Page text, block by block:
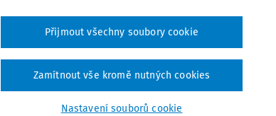
naopak. Snaha o efektivitu
dovede) a hledá algoritmická
informatika představuje určitý
člověka?
jednotlivce, hledali bychom
Nastavení souborů cookie
Zamítnout vše kromě nutných cookies
Přijmout všechny soubory cookie